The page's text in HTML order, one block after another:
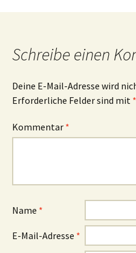
Schreibe einen
Deine E-Mail-Adresse wird
Erforderliche Felder sind mit *
Kommentar *
Name *
E-Mail-Adresse *